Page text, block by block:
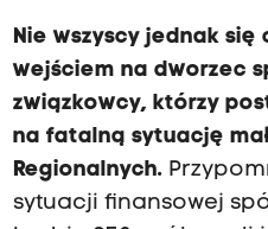
Nie wszyscy jednak się
wejściem na dworzec
związkowcy, którzy
na fatalną sytuację
Regionalnych.
sytuacji finansowej